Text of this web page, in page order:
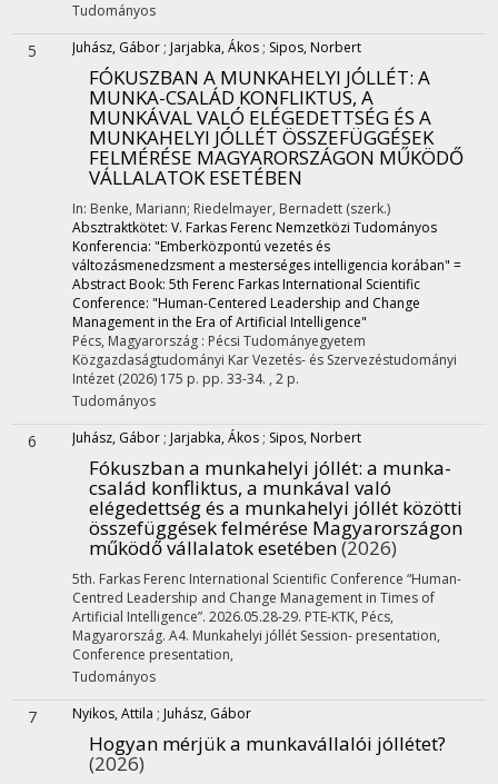
Tudományos
5 Juhász, Gábor ; Jarjabka, Ákos ; Sipos, Norbert
FÓKUSZBAN A MUNKAHELYI JÓLLÉT: A
MUNKA-CSALÁD KONFLIKTUS, A
MUNKÁVAL VALÓ ELÉGEDETTSÉG ÉS A
MUNKAHELYI JÓLLÉT ÖSSZEFÜGGÉSEK
FELMÉRÉSE MAGYARORSZÁGON MŰKÖDŐ
VÁLLALATOK ESETÉBEN
In: Benke, Mariann; Riedelmayer, Bernadett (szerk.)
Absztraktkötet: V. Farkas Ferenc Nemzetközi Tudományos
Konferencia: "Emberközpontú vezetés és
változásmenedzsment a mesterséges intelligencia korában" =
Abstract Book: 5th Ferenc Farkas International Scientific
Conference: "Human-Centered Leadership and Change
Management in the Era of Artificial Intelligence"
Pécs, Magyarország : Pécsi Tudományegyetem
Közgazdaságtudományi Kar Vezetés- és Szervezéstudományi
Intézet (2026) 175 p. pp. 33-34. , 2 p.
Tudományos
6 Juhász, Gábor ; Jarjabka, Ákos ; Sipos, Norbert
Fókuszban a munkahelyi jóllét: a munka-
család konfliktus, a munkával való
elégedettség és a munkahelyi jóllét közötti
összefüggések felmérése Magyarországon
működő vállalatok esetében(2026)
5th. Farkas Ferenc International Scientific Conference “Human-
Centred Leadership and Change Management in Times of
Artificial Intelligence”. 2026.05.28-29. PTE-KTK, Pécs,
Magyarország. A4. Munkahelyi jóllét Session- presentation,
Conference presentation,
Tudományos
7 Nyikos, Attila ; Juhász, Gábor
Hogyan mérjük a munkavállalói jóllétet?
(2026)